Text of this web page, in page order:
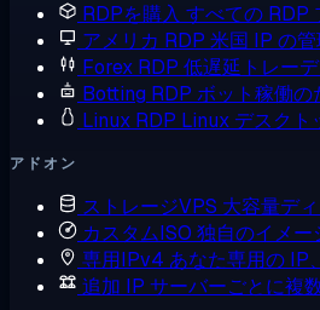
RDPを購入 すべての RDP
アメリカ RDP 米国 IP の
Forex RDP 低遅延トレー
Botting RDP ボット稼働の
Linux RDP Linux デスクト
アドオン
ストレージVPS 大容量デ
カスタムISO 独自のイメー
専用IPv4 あなた専用の IP
追加 IP サーバーごとに複